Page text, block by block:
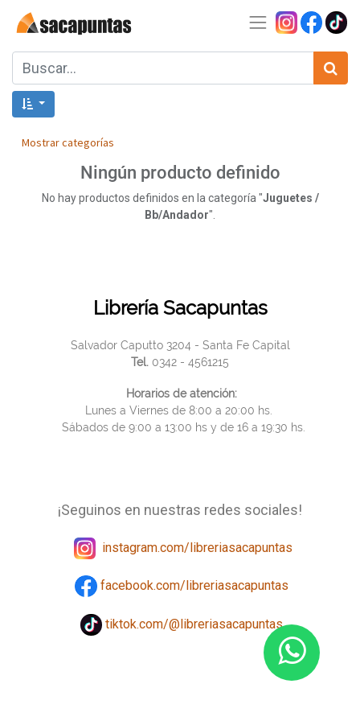
Mostrar categorías
Ningún producto definido
No hay productos definidos en la categoría "Juguetes /
Bb/Andador".
Librería Sacapuntas
Salvador Caputto 3204 - Santa Fe Capital
Tel. 0342 - 4561215
Horarios de atención:
Lunes a Viernes de 8:00 a 20:00 hs.
Sábados de 9:00 a 13:00 hs y de 16 a 19:30 hs.
¡Seguinos en nuestras redes sociales!
instagram.com/libreriasacapuntas
facebook.com/libreriasacapuntas
tiktok.com/@libreriasacapuntas